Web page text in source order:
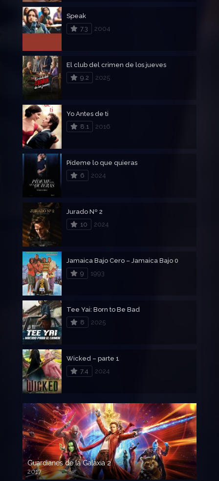
Speak
7.3
2004
El club del crimen de los jueves
9.2
2025
Yo Antes de ti
8.1
2016
Pídeme lo que quieras
6
2024
Jurado Nº 2
10
2024
Jamaica Bajo Cero – Jamaica Bajo 0
9
1993
Tee Yai: Born to Be Bad
8
2025
Wicked – parte 1
7.4
2024
Guardianes de la Galaxia 2
2017
720p HD